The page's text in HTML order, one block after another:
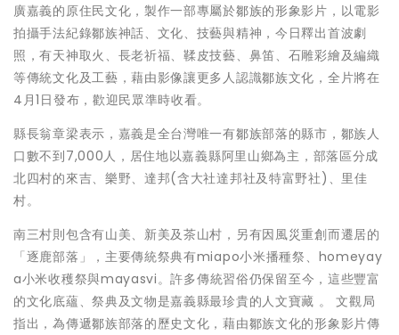
廣嘉義的原住民文化，製作一部專屬於鄒族的形象影片，以電影
拍攝手法紀錄鄒族神話、文化、技藝與精神，今日釋出首波劇
照，有天神取火、長老祈福、鞣皮技藝、鼻笛、石雕彩繪及編織
等傳統文化及工藝，藉由影像讓更多人認識鄒族文化，全片將在
4月1日發布，歡迎民眾準時收看。
縣長翁章梁表示，嘉義是全台灣唯一有鄒族部落的縣市，鄒族人
口數不到7,000人，居住地以嘉義縣阿里山鄉為主，部落區分成
北四村的來吉、樂野、達邦(含大社達邦社及特富野社)、里佳
村。
南三村則包含有山美、新美及茶山村，另有因風災重創而遷居的
「逐鹿部落」，主要傳統祭典有miapo小米播種祭、homeyay
a小米收穫祭與mayasvi。許多傳統習俗仍保留至今，這些豐富
的文化底蘊、祭典及文物是嘉義縣最珍貴的人文寶藏 。 文觀局
指出，為傳遞鄒族部落的歷史文化，藉由鄒族文化的形象影片傳